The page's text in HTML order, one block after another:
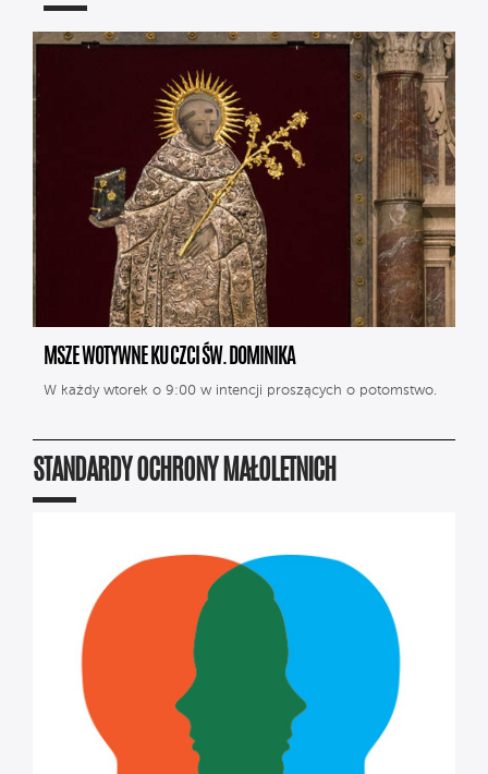
MSZE WOTYWNE KU CZCI ŚW. DOMINIKA
W każdy wtorek o 9:00 w intencji proszących o potomstwo.
STANDARDY OCHRONY MAŁOLETNICH